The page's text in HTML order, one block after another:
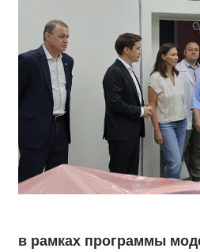
в рамках программы